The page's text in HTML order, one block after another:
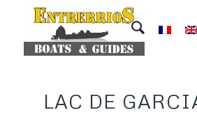
LAC DE